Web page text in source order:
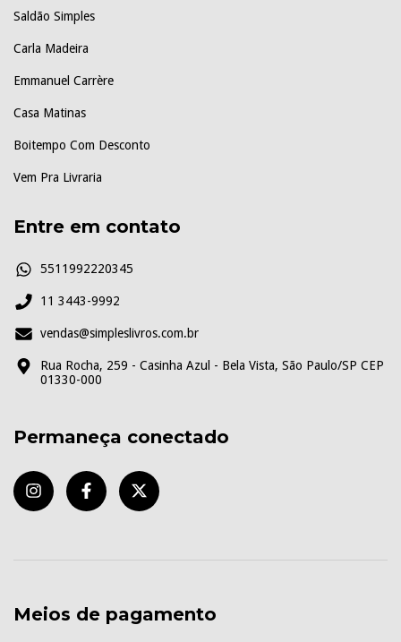
Saldão Simples
Carla Madeira
Emmanuel Carrère
Casa Matinas
Boitempo Com Desconto
Vem Pra Livraria
Entre em contato
5511992220345
11 3443-9992
vendas@simpleslivros.com.br
Rua Rocha, 259 - Casinha Azul - Bela Vista, São Paulo/SP CEP
01330-000
Permaneça conectado
Meios de pagamento